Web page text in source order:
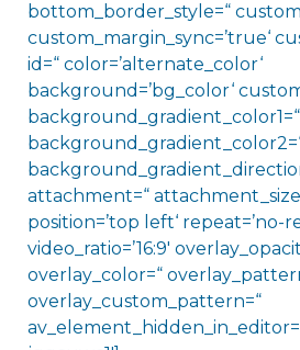
bottom_border_style=“
custom_margin_sync=’true‘
id=“ color=’alternate_color‘
background=’bg_color‘
background_gradient_color1=“
attachment=“
position=’top left‘ repeat=’no-
video_ratio=’16:9′
overlay_color=“
overlay_custom_pattern=“